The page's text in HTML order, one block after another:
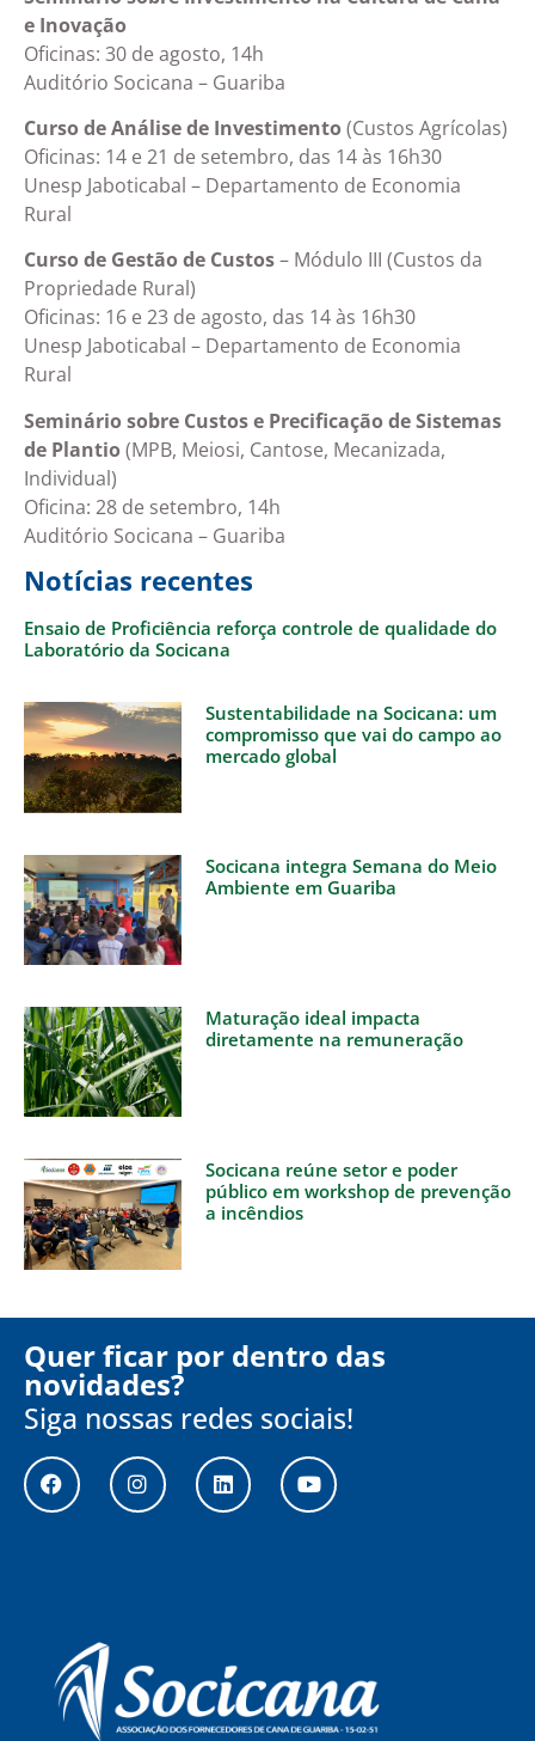
e Inovação
Oficinas: 30 de agosto, 14h
Auditório Socicana – Guariba
Curso de Análise de Investimento(Custos Agrícolas)
Oficinas: 14 e 21 de setembro, das 14 às 16h30
Unesp Jaboticabal – Departamento de Economia
Rural
Curso de Gestão de Custos– Módulo III (Custos da
Propriedade Rural)
Oficinas: 16 e 23 de agosto, das 14 às 16h30
Unesp Jaboticabal – Departamento de Economia
Rural
Seminário sobre Custos e Precificação de Sistemas
de Plantio(MPB, Meiosi, Cantose, Mecanizada,
Individual)
Oficina: 28 de setembro, 14h
Auditório Socicana – Guariba
Notícias recentes
Ensaio de Proficiência reforça controle de qualidade do
Laboratório da Socicana
Sustentabilidade na Socicana: um
compromisso que vai do campo ao
mercado global
Socicana integra Semana do Meio
Ambiente em Guariba
Maturação ideal impacta
diretamente na remuneração
Socicana reúne setor e poder
público em workshop de prevenção
a incêndios
Quer ficar por dentro das
novidades?
Siga nossas redes sociais!